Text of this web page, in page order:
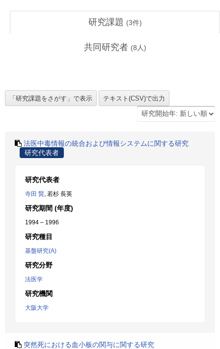
研究課題 (3件)
共同研究者 (8 人)
法医中毒情報の統合および情報システムに関する研究
研究代表者
研究代表者
寺田 賢, 若杉 長英
研究期間 (年度)
1994 – 1996
研究種目
基盤研究(A)
研究分野
法医学
研究機関
大阪大学
突然死における血小板の関与に関する研究